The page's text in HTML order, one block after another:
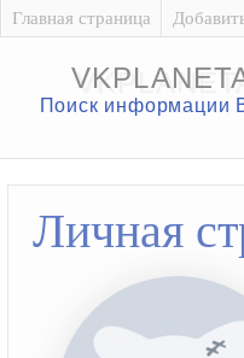
Главная страница
Поиск информации
Личная